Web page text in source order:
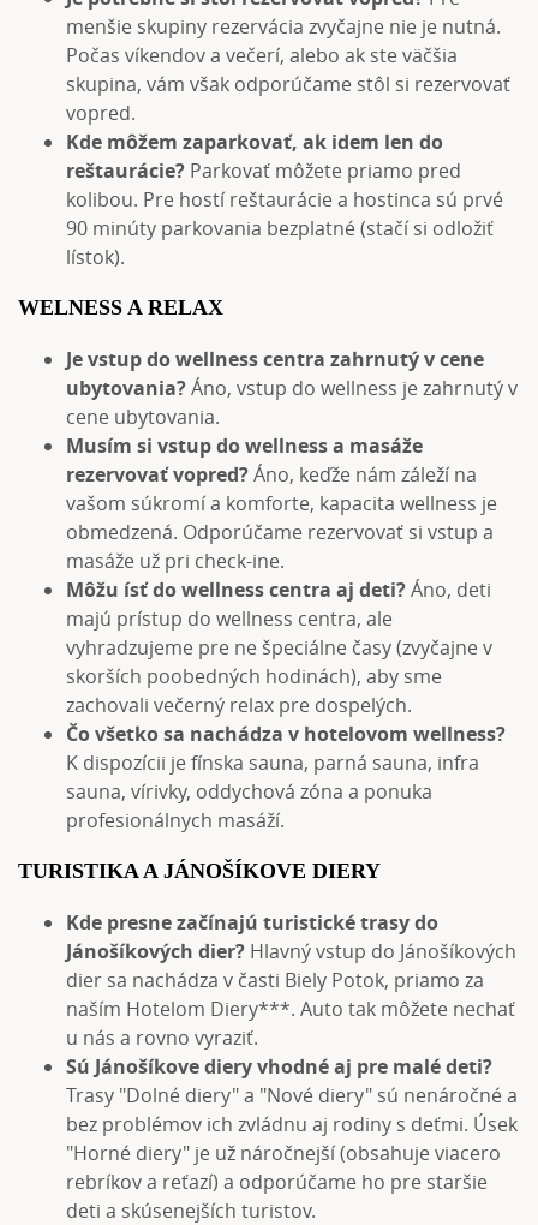
menšie skupiny rezervácia zvyčajne nie je nutná.
Počas víkendov a večerí, alebo ak ste väčšia
skupina, vám však odporúčame stôl si rezervovať
vopred.
Kde môžem zaparkovať, ak idem len do
reštaurácie? Parkovať môžete priamo pred
kolibou. Pre hostí reštaurácie a hostinca sú prvé
90 minúty parkovania bezplatné (stačí si odložiť
lístok).
WELNESS A RELAX
Je vstup do wellness centra zahrnutý v cene
ubytovania?Áno, vstup do wellness je zahrnutý v
cene ubytovania.
Musím si vstup do wellness a masáže
rezervovať vopred?Áno, keďže nám záleží na
vašom súkromí a komforte, kapacita wellness je
obmedzená. Odporúčame rezervovať si vstup a
masáže už pri check-ine.
Môžu ísť do wellness centra aj deti?Áno, deti
majú prístup do wellness centra, ale
vyhradzujeme pre ne špeciálne časy (zvyčajne v
skorších poobedných hodinách), aby sme
zachovali večerný relax pre dospelých.
Čo všetko sa nachádza v hotelovom wellness?
K dispozícii je fínska sauna, parná sauna, infra
sauna, vírivky, oddychová zóna a ponuka
profesionálnych masáží.
TURISTIKA A JÁNOŠÍKOVE DIERY
Kde presne začínajú turistické trasy do
Jánošíkových dier? Hlavný vstup do Jánošíkových
dier sa nachádza v časti Biely Potok, priamo za
naším Hotelom Diery***. Auto tak môžete nechať
u nás a rovno vyraziť.
Sú Jánošíkove diery vhodné aj pre malé deti?
Trasy "Dolné diery" a "Nové diery" sú nenáročné a
bez problémov ich zvládnu aj rodiny s deťmi. Úsek
"Horné diery" je už náročnejší (obsahuje viacero
rebríkov a reťazí) a odporúčame ho pre staršie
deti a skúsenejších turistov.